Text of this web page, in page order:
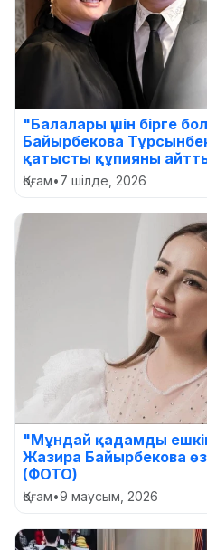
"Балалары үшін бірге
Байырбекова
қатысты құпияны
Қоғам•7 шілде, 2026
"Мұндай қадамды
Жазира Байырбекова
(ФОТО)
Қоғам•9 маусым, 2026